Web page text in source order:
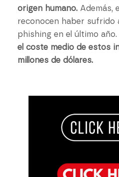
origen humano. Además,
reconocen haber sufrido
phishing en el último
el coste medio de estos
millones de dólares.